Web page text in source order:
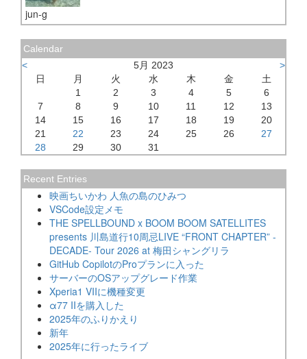
jun-g
Calendar
<
5月 2023
>
日
月 火 水 木 金
土
1
2 3 4 5
6
7
8 9 10 11 12
13
14
15 16 17 18 19
20
21
22 23 24 25 26
27
28
29 30 31
Recent Entries
映画ちいかわ 人魚の島のひみつ
VSCode設定メモ
THE SPELLBOUND x BOOM BOOM SATELLITES
presents 川島道行10周忌LIVE “FRONT CHAPTER” -
DECADE- Tour 2026 at 梅田シャングリラ
GitHub CopilotのProプランに入った
サーバーのOSアップグレード作業
Xperia1 VIIに機種変更
α77 IIを購入した
2025年のふりかえり
新年
2025年に行ったライブ